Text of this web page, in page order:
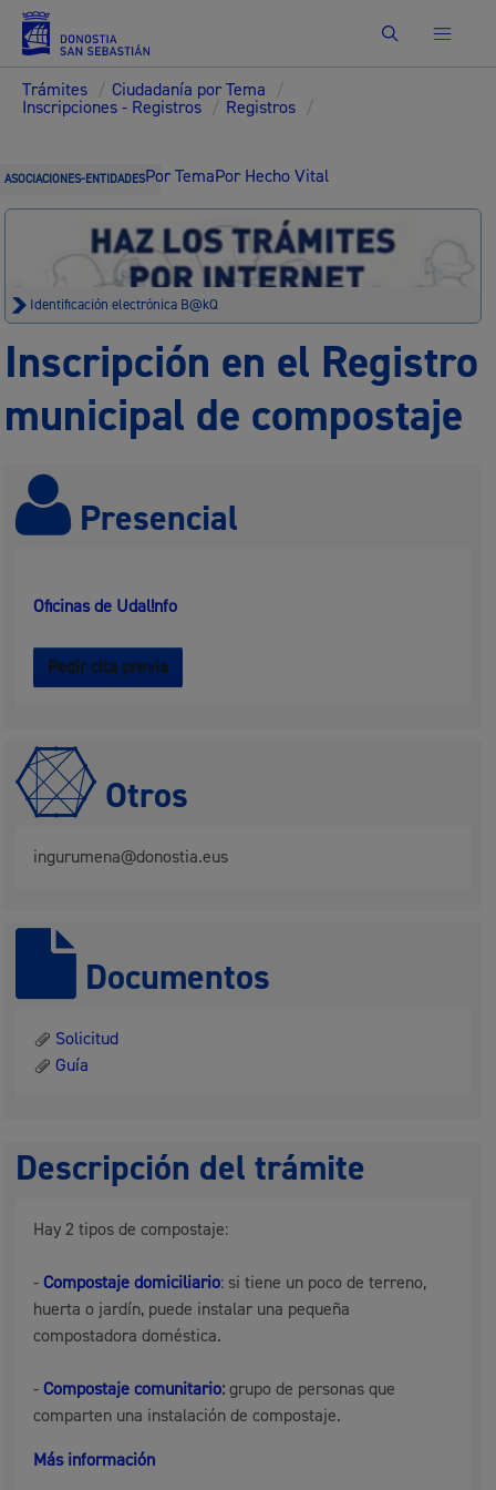
Buscar
Trámites / Ciudadanía por Tema /
Inscripciones - Registros / Registros /
ASOCIACIONES-ENTIDADESPor TemaPor Hecho Vital
Identificación electrónica B@kQ
Inscripción en el Registro
municipal de compostaje
Presencial
Oficinas de Udal!nfo
Pedir cita previa
Otros
ingurumena@donostia.eus
Documentos
Solicitud
Guía
Descripción del trámite
Hay 2 tipos de compostaje:
- Compostaje domiciliario: si tiene un poco de terreno,
huerta o jardín, puede instalar una pequeña
compostadora doméstica.
- Compostaje comunitario:grupo de personas que
comparten una instalación de compostaje.
Más información